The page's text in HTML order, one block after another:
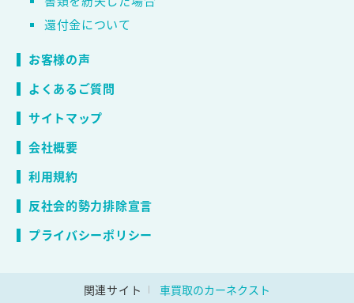
還付金について
お客様の声
よくあるご質問
サイトマップ
会社概要
利用規約
反社会的勢力排除宣言
プライバシーポリシー
関連サイト 車買取のカーネクスト